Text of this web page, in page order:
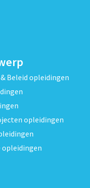
Beleid opleidingen
opleidingen
opleidingen